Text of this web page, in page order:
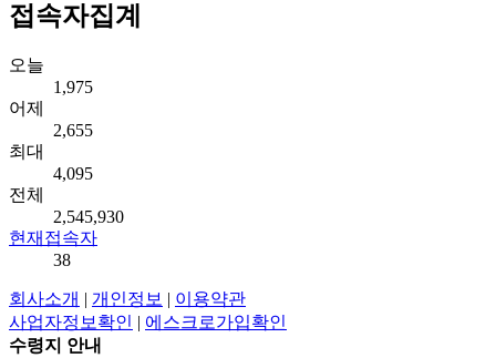
접속자집계
오늘
1,975
어제
2,655
최대
4,095
전체
2,545,930
현재접속자
38
회사소개 개인정보
이용약관
사업자정보확인
에스크로가입확인
수령지 안내